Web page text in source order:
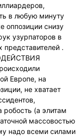
в любую минуту
оппозиции снизу
узурпаторов в
.
Европе, на
не хватает
робость (а элитам
массовостью
надо всеми силами